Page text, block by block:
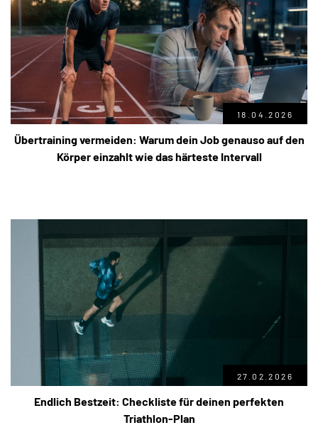
18.04.2026
Übertraining vermeiden: Warum dein Job genauso auf den
Körper einzahlt wie das härteste Intervall
27.02.2026
Endlich Bestzeit: Checkliste für deinen perfekten
Triathlon-Plan